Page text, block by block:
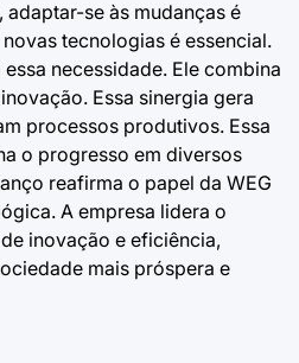
se às mudanças é
tecnologias é essencial.
necessidade. Ele combina
Essa sinergia gera
processos produtivos. Essa
o progresso em diversos
reafirma o papel da WEG
A empresa lidera o
inovação e eficiência,
mais próspera e